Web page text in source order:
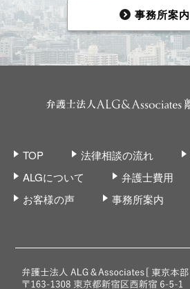
事務所案内
TOP 法律相談の流れ
ALGについて
弁護士費用
お客様の声
事務所案内